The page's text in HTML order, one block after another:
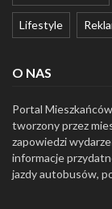
Lifestyle
O NAS
Portal
tworzony przez
zapowiedzi
informacje
jazdy autobusów,